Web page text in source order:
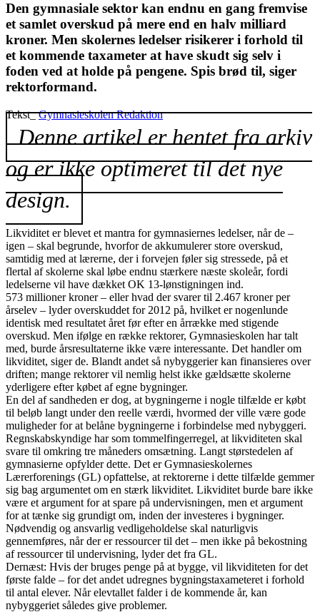
Den gymnasiale sektor kan endnu en gang fremvise
et samlet overskud på mere end en halv milliard
kroner. Men skolernes ledelser risikerer i forhold til
et kommende taxameter at have skudt sig selv i
foden ved at holde på pengene. Spis brød til, siger
rektorformand.
Tekst_Gymnasieskolen Redaktion
Denne artikel er hentet fra arkiv
og er ikke optimeret til det nye
design.
Likviditet er blevet et mantra for gymnasiernes ledelser, når de –
igen – skal begrunde, hvorfor de akkumulerer store overskud,
samtidig med at lærerne, der i forvejen føler sig stressede, på et
flertal af skolerne skal løbe endnu stærkere næste skoleår, fordi
ledelserne vil have dækket OK 13-lønstigningen ind.
573 millioner kroner – eller hvad der svarer til 2.467 kroner per
årselev – lyder overskuddet for 2012 på, hvilket er nogenlunde
identisk med resultatet året før efter en årrække med stigende
overskud. Men ifølge en række rektorer, Gymnasieskolen har talt
med, burde årsresultaterne ikke være interessante. Det handler om
likviditet, siger de. Blandt andet så nybyggerier kan finansieres over
driften; mange rektorer vil nemlig helst ikke gældsætte skolerne
yderligere efter købet af egne bygninger.
En del af sandheden er dog, at bygningerne i nogle tilfælde er købt
til beløb langt under den reelle værdi, hvormed der ville være gode
muligheder for at belåne bygningerne i forbindelse med nybyggeri.
Regnskabskyndige har som tommelfingerregel, at likviditeten skal
svare til omkring tre måneders omsætning. Langt størstedelen af
gymnasierne opfylder dette. Det er Gymnasieskolernes
Lærerforenings (GL) opfattelse, at rektorerne i dette tilfælde gemmer
sig bag argumentet om en stærk likviditet. Likviditet burde bare ikke
være et argument for at spare på undervisningen, men et argument
for at tænke sig grundigt om, inden der investeres i bygninger.
Nødvendig og ansvarlig vedligeholdelse skal naturligvis
gennemføres, når der er ressourcer til det – men ikke på bekostning
af ressourcer til undervisning, lyder det fra GL.
Dernæst: Hvis der bruges penge på at bygge, vil likviditeten for det
første falde – for det andet udregnes bygningstaxameteret i forhold
til antal elever. Når elevtallet falder i de kommende år, kan
nybyggeriet således give problemer.